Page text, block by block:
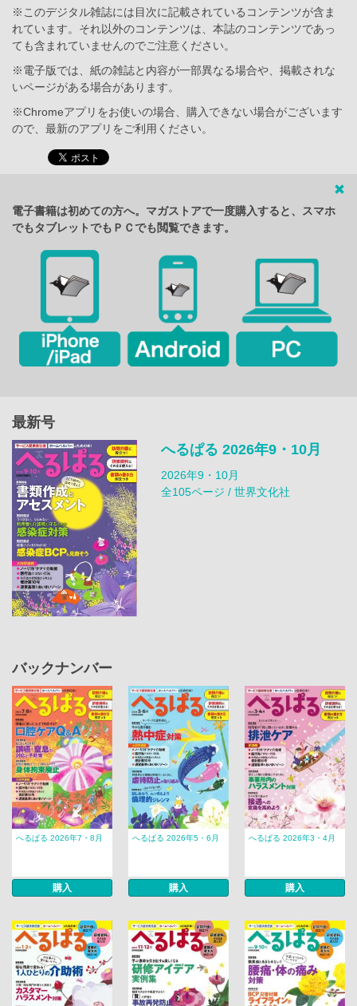
※このデジタル雑誌には目次に記載されているコンテンツが含ま
れています。それ以外のコンテンツは、本誌のコンテンツであっ
ても含まれていませんのでご注意ください。
※電子版では、紙の雑誌と内容が一部異なる場合や、掲載されな
いページがある場合があります。
※Chromeアプリをお使いの場合、購入できない場合がございます
ので、最新のアプリをご利用ください。
電子書籍は初めての方へ。マガストアで一度購入すると、スマホ
でもタブレットでもＰＣでも閲覧できます。
最新号
へるぱる 2026年9・10月
2026年9・10月
全105ページ / 世界文化社
バックナンバー
へるぱる 2026年7・8月
購入
へるぱる 2026年5・6月
購入
へるぱる 2026年3・4月
購入